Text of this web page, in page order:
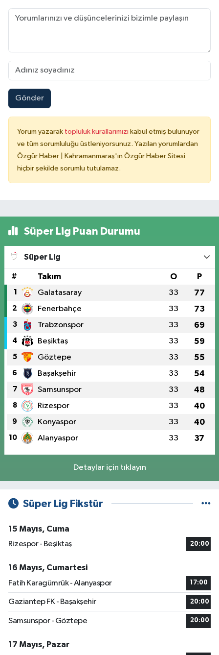
Gönder
Yorum yazarak topluluk kurallarımızı kabul etmiş bulunuyor
ve tüm sorumluluğu üstleniyorsunuz. Yazılan yorumlardan
Özgür Haber | Kahramanmaraş'ın Özgür Haber Sitesi
hiçbir şekilde sorumlu tutulamaz.
Süper Lig Puan Durumu
Süper Lig
# Takım O P
1 Galatasaray 33 77
2 Fenerbahçe 33 73
3 Trabzonspor 33 69
4 Beşiktaş 33 59
5 Göztepe 33 55
6 Başakşehir 33 54
7 Samsunspor 33 48
8 Rizespor 33 40
9 Konyaspor 33 40
10 Alanyaspor 33 37
Detaylar için tıklayın
Süper Lig Fikstür
15 Mayıs, Cuma
Rizespor - Beşiktaş
20:00
16 Mayıs, Cumartesi
Fatih Karagümrük - Alanyaspor
17:00
Gaziantep FK - Başakşehir 20:00
Samsunspor - Göztepe 20:00
17 Mayıs, Pazar